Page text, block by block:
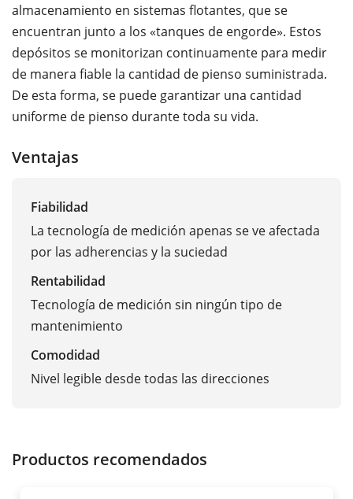
almacenamiento en sistemas flotantes, que se
encuentran junto a los «tanques de engorde». Estos
depósitos se monitorizan continuamente para medir
de manera fiable la cantidad de pienso suministrada.
De esta forma, se puede garantizar una cantidad
uniforme de pienso durante toda su vida.
Ventajas
Fiabilidad
La tecnología de medición apenas se ve afectada
por las adherencias y la suciedad
Rentabilidad
Tecnología de medición sin ningún tipo de
mantenimiento
Comodidad
Nivel legible desde todas las direcciones
Productos recomendados